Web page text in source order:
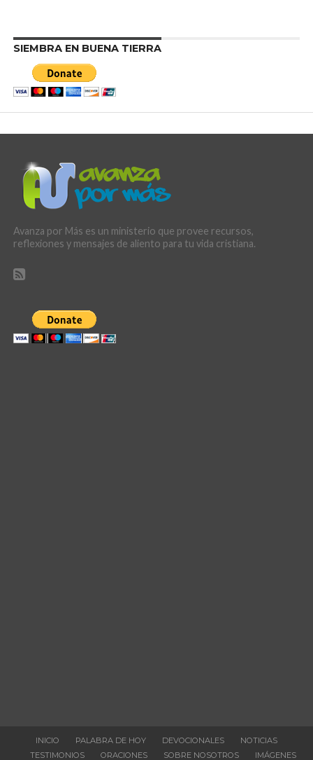
SIEMBRA EN BUENA TIERRA
Avanza por Más es un ministerio que provee recursos,
reflexiones y mensajes de aliento para tu vida cristiana.
INICIO PALABRA DE HOY DEVOCIONALES
NOTICIAS
TESTIMONIOS
ORACIONES SOBRE NOSOTROS IMÁGENES